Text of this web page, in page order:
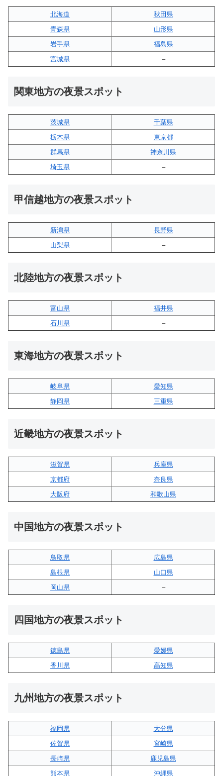
北海道
秋田県
青森県
山形県
岩手県
福島県
宮城県
–
関東地方の夜景スポット
茨城県
千葉県
栃木県
東京都
群馬県
神奈川県
埼玉県
–
甲信越地方の夜景スポット
新潟県
長野県
山梨県
–
北陸地方の夜景スポット
富山県
福井県
石川県
–
東海地方の夜景スポット
岐阜県
愛知県
静岡県
三重県
近畿地方の夜景スポット
滋賀県
兵庫県
京都府
奈良県
大阪府
和歌山県
中国地方の夜景スポット
鳥取県
広島県
島根県
山口県
岡山県
–
四国地方の夜景スポット
徳島県
愛媛県
香川県
高知県
九州地方の夜景スポット
福岡県
大分県
佐賀県
宮崎県
長崎県
鹿児島県
熊本県
沖縄県